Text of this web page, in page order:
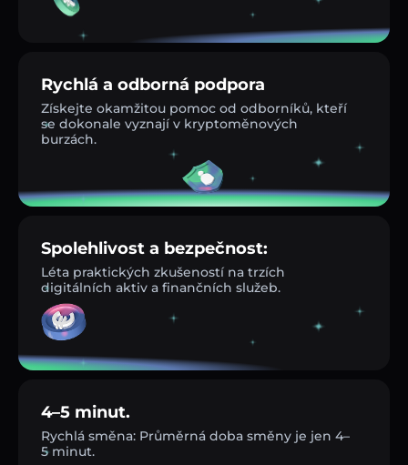
Rychlá a odborná podpora
Získejte okamžitou pomoc od odborníků, kteří
se dokonale vyznají v kryptoměnových
burzách.
Spolehlivost a bezpečnost:
Léta praktických zkušeností na trzích
digitálních aktiv a finančních služeb.
4–5 minut.
Rychlá směna: Průměrná doba směny je jen 4–
5 minut.